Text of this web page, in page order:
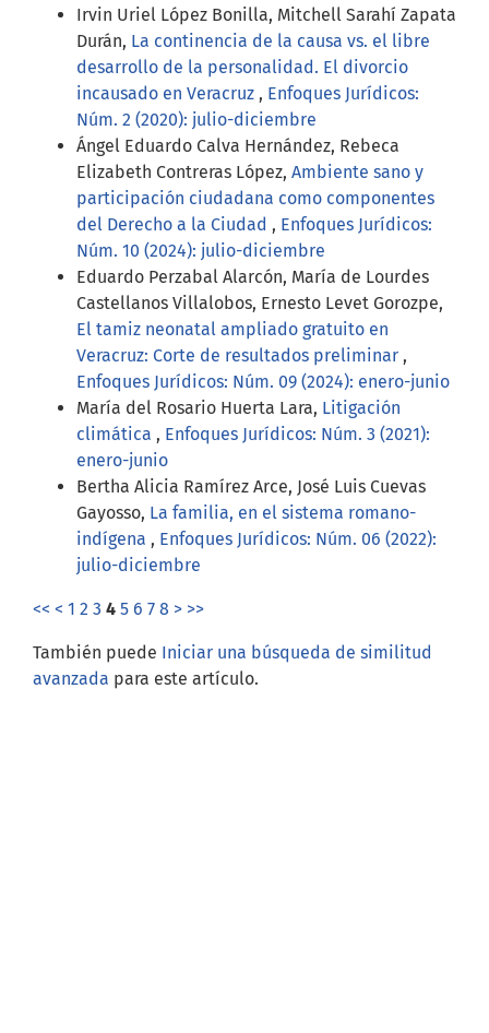
Irvin Uriel López Bonilla, Mitchell Sarahí Zapata
Durán, La continencia de la causa vs. el libre
desarrollo de la personalidad. El divorcio
incausado en Veracruz , Enfoques Jurídicos:
Núm. 2 (2020): julio-diciembre
Ángel Eduardo Calva Hernández, Rebeca
Elizabeth Contreras López, Ambiente sano y
participación ciudadana como componentes
del Derecho a la Ciudad , Enfoques Jurídicos:
Núm. 10 (2024): julio-diciembre
Eduardo Perzabal Alarcón, María de Lourdes
Castellanos Villalobos, Ernesto Levet Gorozpe,
El tamiz neonatal ampliado gratuito en
Veracruz: Corte de resultados preliminar ,
Enfoques Jurídicos: Núm. 09 (2024): enero-junio
María del Rosario Huerta Lara, Litigación
climática , Enfoques Jurídicos: Núm. 3 (2021):
enero-junio
Bertha Alicia Ramírez Arce, José Luis Cuevas
Gayosso, La familia, en el sistema romano-
indígena , Enfoques Jurídicos: Núm. 06 (2022):
julio-diciembre
<< < 1 2 3 4 5 6 7 8 > >>
También puede Iniciar una búsqueda de similitud
avanzada para este artículo.